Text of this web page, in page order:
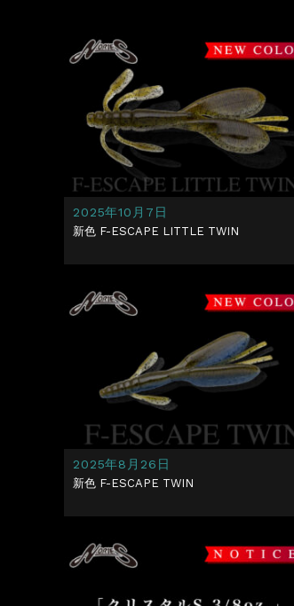
2025年10月7日
新色 F-ESCAPE LITTLE TWIN
2025年8月26日
新色 F-ESCAPE TWIN